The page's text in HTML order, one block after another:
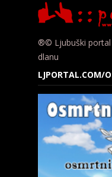
®© Ljubuški
dlanu
LJPORTAL.COM/